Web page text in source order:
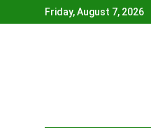
to
Friday, August 7, 2026